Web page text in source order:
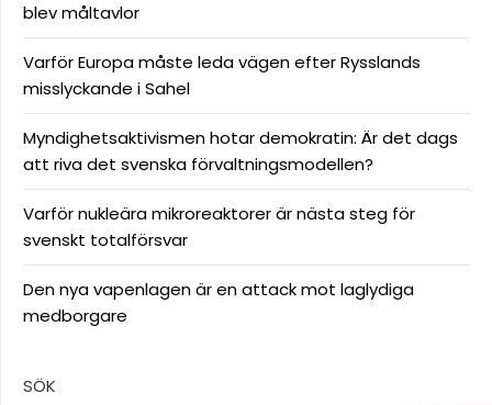
blev måltavlor
Varför Europa måste leda vägen efter Rysslands
misslyckande i Sahel
Myndighetsaktivismen hotar demokratin: Är det dags
att riva det svenska förvaltningsmodellen?
Varför nukleära mikroreaktorer är nästa steg för
svenskt totalförsvar
Den nya vapenlagen är en attack mot laglydiga
medborgare
SÖK